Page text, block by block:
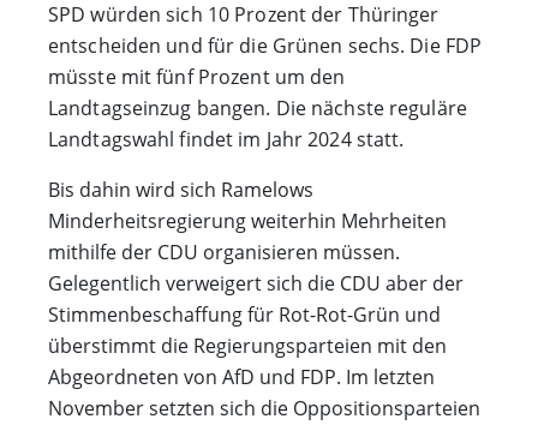
SPD würden sich 10 Prozent der Thüringer
entscheiden und für die Grünen sechs. Die FDP
müsste mit fünf Prozent um den
Landtagseinzug bangen. Die nächste reguläre
Landtagswahl findet im Jahr 2024 statt.
Bis dahin wird sich Ramelows
Minderheitsregierung weiterhin Mehrheiten
mithilfe der CDU organisieren müssen.
Gelegentlich verweigert sich die CDU aber der
Stimmenbeschaffung für Rot-Rot-Grün und
überstimmt die Regierungsparteien mit den
Abgeordneten von AfD und FDP. Im letzten
November setzten sich die Oppositionsparteien